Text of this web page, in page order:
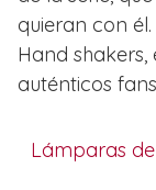
quieran con
Hand
auténticos
Lámparas